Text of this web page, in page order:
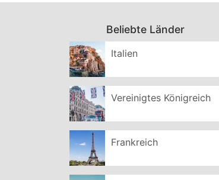
Beliebte Länder
Italien
Vereinigtes Königreich
Frankreich